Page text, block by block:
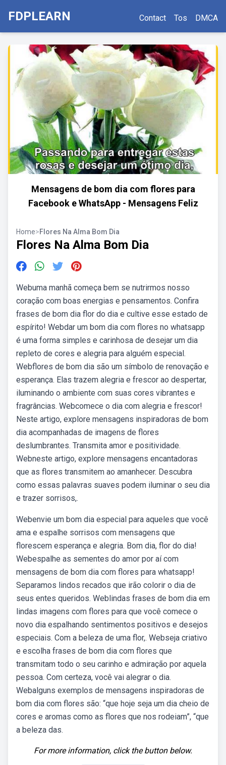
FDPLEARN Contact Tos DMCA
Mensagens de bom dia com flores para
Facebook e WhatsApp - Mensagens Feliz
Home>Flores Na Alma Bom Dia
Flores Na Alma Bom Dia
Webuma manhã começa bem se nutrirmos nosso
coração com boas energias e pensamentos. Confira
frases de bom dia flor do dia e cultive esse estado de
espírito! Webdar um bom dia com flores no whatsapp
é uma forma simples e carinhosa de desejar um dia
repleto de cores e alegria para alguém especial.
Webflores de bom dia são um símbolo de renovação e
esperança. Elas trazem alegria e frescor ao despertar,
iluminando o ambiente com suas cores vibrantes e
fragrâncias. Webcomece o dia com alegria e frescor!
Neste artigo, explore mensagens inspiradoras de bom
dia acompanhadas de imagens de flores
deslumbrantes. Transmita amor e positividade.
Webneste artigo, explore mensagens encantadoras
que as flores transmitem ao amanhecer. Descubra
como essas palavras suaves podem iluminar o seu dia
e trazer sorrisos,.
Webenvie um bom dia especial para aqueles que você
ama e espalhe sorrisos com mensagens que
florescem esperança e alegria. Bom dia, flor do dia!
Webespalhe as sementes do amor por aí com
mensagens de bom dia com flores para whatsapp!
Separamos lindos recados que irão colorir o dia de
seus entes queridos. Weblindas frases de bom dia em
lindas imagens com flores para que você comece o
novo dia espalhando sentimentos positivos e desejos
especiais. Com a beleza de uma flor,. Webseja criativo
e escolha frases de bom dia com flores que
transmitam todo o seu carinho e admiração por aquela
pessoa. Com certeza, você vai alegrar o dia.
Webalguns exemplos de mensagens inspiradoras de
bom dia com flores são: “que hoje seja um dia cheio de
cores e aromas como as flores que nos rodeiam”, “que
a beleza das.
For more information, click the button below.